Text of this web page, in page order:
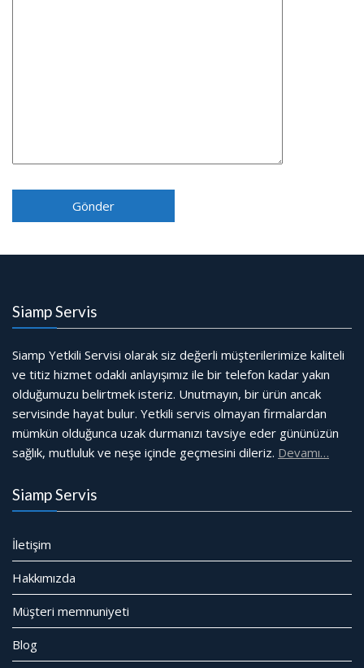
Siamp Servis
Siamp Yetkili Servisi olarak siz değerli müşterilerimize kaliteli
ve titiz hizmet odaklı anlayışımız ile bir telefon kadar yakın
olduğumuzu belirtmek isteriz. Unutmayın, bir ürün ancak
servisinde hayat bulur. Yetkili servis olmayan firmalardan
mümkün olduğunca uzak durmanızı tavsiye eder gününüzün
sağlık, mutluluk ve neşe içinde geçmesini dileriz. Devamı…
Siamp Servis
İletişim
Hakkımızda
Müşteri memnuniyeti
Blog